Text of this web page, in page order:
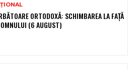
ORTODOXĂ: SCHIMBAREA LA FAȚĂ
(6 AUGUST)